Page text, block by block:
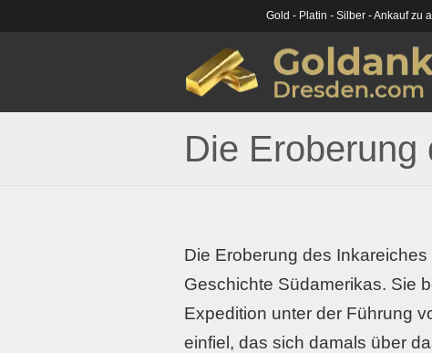
Gold - Platin - Silber - Ankauf zu
Die Eroberung
Die Eroberung des
Geschichte Südamerikas. Sie
Expedition unter der Führung
einfiel, das sich damals über